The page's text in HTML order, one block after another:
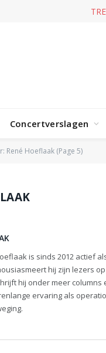
Concertverslagen
René Hoeflaak (Page 5)
is sinds 2012 actief
hij zijn lezers
hij onder meer
ervaring als